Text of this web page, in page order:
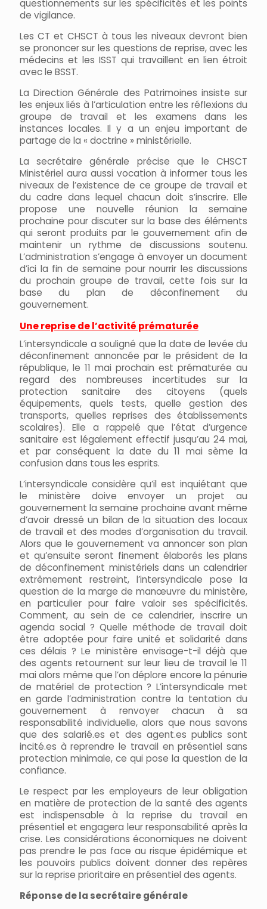
questionnements sur les spécificités et les points
de vigilance.
Les CT et CHSCT à tous les niveaux devront bien
se prononcer sur les questions de reprise, avec les
médecins et les ISST qui travaillent en lien étroit
avec le BSST.
La Direction Générale des Patrimoines insiste sur
les enjeux liés à l’articulation entre les réflexions du
groupe de travail et les examens dans les
instances locales. Il y a un enjeu important de
partage de la « doctrine » ministérielle.
La secrétaire générale précise que le CHSCT
Ministériel aura aussi vocation à informer tous les
niveaux de l’existence de ce groupe de travail et
du cadre dans lequel chacun doit s’inscrire. Elle
propose une nouvelle réunion la semaine
prochaine pour discuter sur la base des éléments
qui seront produits par le gouvernement afin de
maintenir un rythme de discussions soutenu.
L’administration s’engage à envoyer un document
d’ici la fin de semaine pour nourrir les discussions
du prochain groupe de travail, cette fois sur la
base du plan de déconfinement du
gouvernement.
Une reprise de l’activité prématurée
L’intersyndicale a souligné que la date de levée du
déconfinement annoncée par le président de la
république, le 11 mai prochain est prématurée au
regard des nombreuses incertitudes sur la
protection sanitaire des citoyens (quels
équipements, quels tests, quelle gestion des
transports, quelles reprises des établissements
scolaires). Elle a rappelé que l’état d’urgence
sanitaire est légalement effectif jusqu’au 24 mai,
et par conséquent la date du 11 mai sème la
confusion dans tous les esprits.
L’intersyndicale considère qu’il est inquiétant que
le ministère doive envoyer un projet au
gouvernement la semaine prochaine avant même
d’avoir dressé un bilan de la situation des locaux
de travail et des modes d’organisation du travail.
Alors que le gouvernement va annoncer son plan
et qu’ensuite seront finement élaborés les plans
de déconfinement ministériels dans un calendrier
extrêmement restreint, l’intersyndicale pose la
question de la marge de manœuvre du ministère,
en particulier pour faire valoir ses spécificités.
Comment, au sein de ce calendrier, inscrire un
agenda social ? Quelle méthode de travail doit
être adoptée pour faire unité et solidarité dans
ces délais ? Le ministère envisage-t-il déjà que
des agents retournent sur leur lieu de travail le 11
mai alors même que l’on déplore encore la pénurie
de matériel de protection ? L’intersyndicale met
en garde l’administration contre la tentation du
gouvernement à renvoyer chacun à sa
responsabilité individuelle, alors que nous savons
que des salarié.es et des agent.es publics sont
incité.es à reprendre le travail en présentiel sans
protection minimale, ce qui pose la question de la
confiance.
Le respect par les employeurs de leur obligation
en matière de protection de la santé des agents
est indispensable à la reprise du travail en
présentiel et engagera leur responsabilité après la
crise. Les considérations économiques ne doivent
pas prendre le pas face au risque épidémique et
les pouvoirs publics doivent donner des repères
sur la reprise prioritaire en présentiel des agents.
Réponse de la secrétaire générale